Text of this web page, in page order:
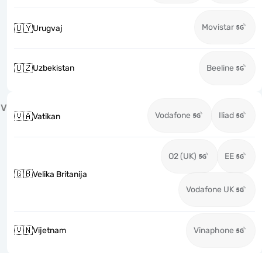
🇺🇾Urugvaj Movistar
🇺🇿Uzbekistan Beeline
V
🇻🇦Vatikan Vodafone Iliad
🇬🇧Velika Britanija
O2 (UK) EE
Vodafone UK
🇻🇳Vijetnam Vinaphone